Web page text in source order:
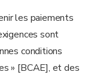
les paiements
sont
conditions
» [BCAE], et des